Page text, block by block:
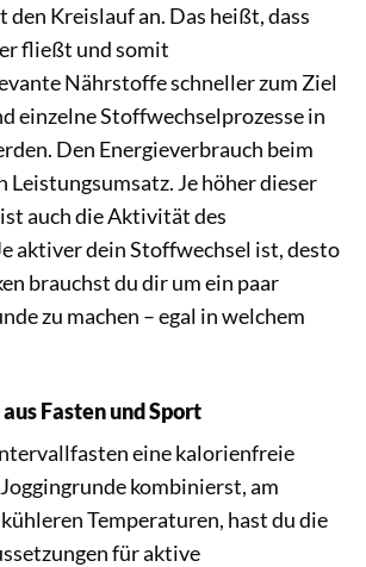
Kreislauf an. Das heißt, dass
fließt und somit
Nährstoffe schneller zum Ziel
einzelne Stoffwechselprozesse in
Den Energieverbrauch beim
Leistungsumsatz. Je höher dieser
auch die Aktivität des
aktiver dein Stoffwechsel ist, desto
brauchst du dir um ein paar
zu machen – egal in welchem
Fasten und Sport
eine kalorienfreie
kombinierst, am
Temperaturen, hast du die
für aktive